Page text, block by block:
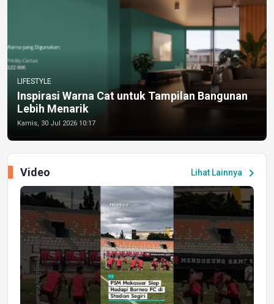
LIFESTYLE
Inspirasi Warna Cat untuk Tampilan Bangunan
Lebih Menarik
Kamis, 30 Jul 2026 10:17
Lihat Lainnya chevron_right
Video